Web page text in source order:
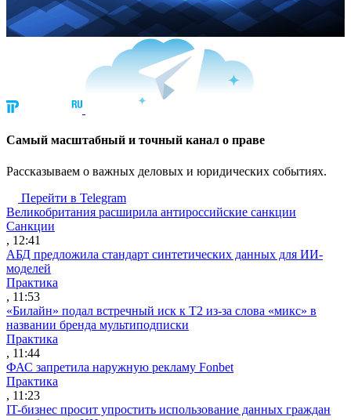
Cамый масштабный и точный канал о праве
Рассказываем о важных деловых и юридических событиях.
Перейти в Telegram
Великобритания расширила антироссийские санкции
Санкции
, 12:41
АБД предложила стандарт синтетических данных для ИИ-
моделей
Практика
, 11:53
«Билайн» подал встречный иск к Т2 из-за слова «микс» в
названии бренда мультиподписки
Практика
, 11:44
ФАС запретила наружную рекламу Fonbet
Практика
, 11:23
IT-бизнес просит упростить использование данных граждан